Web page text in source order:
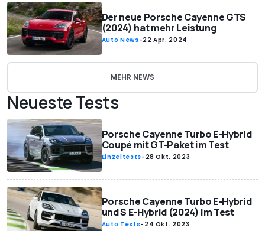
Der neue Porsche Cayenne GTS
(2024) hat mehr Leistung
Auto News-22 Apr. 2024
MEHR NEWS
Neueste Tests
Porsche Cayenne Turbo E-Hybrid
Coupé mit GT-Paket im Test
Einzeltests- 28 Okt. 2023
Porsche Cayenne Turbo E-Hybrid
und S E-Hybrid (2024) im Test
Auto Tests- 24 Okt. 2023